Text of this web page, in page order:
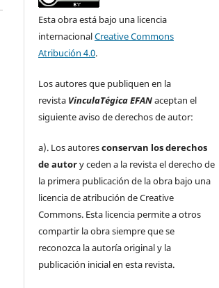
Esta obra está bajo una licencia
internacionalCreative Commons
Atribución 4.0.
Los autores que publiquen en la
revista VinculaTégica EFANaceptan el
siguiente aviso de derechos de autor:
a). Los autoresconservan los derechos
de autory ceden a la revista el derecho de
la primera publicación de la obra bajo una
licencia de atribución de Creative
Commons. Esta licencia permite a otros
compartir la obra siempre que se
reconozca la autoría original y la
publicación inicial en esta revista.